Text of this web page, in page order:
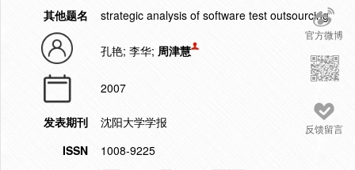
官方微博
反馈留言
其他题名 strategic analysis of software test outsourcing
孔艳; 李华; 周津慧
2007
发表期刊
沈阳大学学报
ISSN
1008-9225